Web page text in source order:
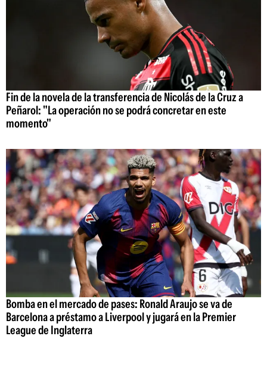
Fin de la novela de la transferencia de Nicolás de la Cruz a
Peñarol: "La operación no se podrá concretar en este
momento"
Bomba en el mercado de pases: Ronald Araujo se va de
Barcelona a préstamo a Liverpool y jugará en la Premier
League de Inglaterra